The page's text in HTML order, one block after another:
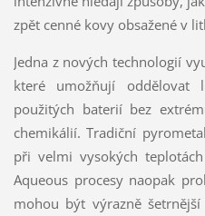
zpět cenné kovy obsažené v
Jedna z nových technologií
které umožňují
použitých baterií bez
chemikálií. Tradiční
při velmi vysokých
Aqueous procesy naopak
mohou být výrazně